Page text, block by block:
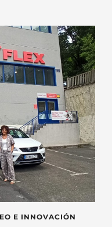
E INNOVACIÓN